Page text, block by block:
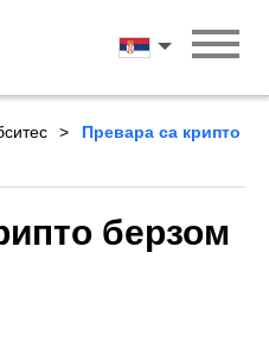
Српски
Превара са крипто
берзом